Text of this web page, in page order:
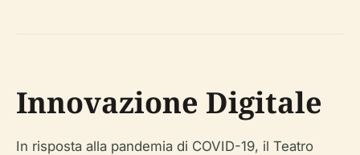
Innovazione Digitale
In risposta alla pandemia di COVID-19, il Teatro